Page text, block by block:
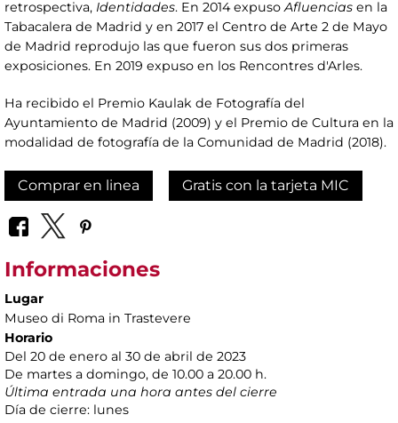
retrospectiva, Identidades. En 2014 expusoAfluencias en la
Tabacalera de Madrid y en 2017 el Centro de Arte 2 de Mayo
de Madrid reprodujo las que fueron sus dos primeras
exposiciones. En 2019 expuso en los Rencontres d'Arles.
Ha recibido el Premio Kaulak de Fotografía del
Ayuntamiento de Madrid (2009) y el Premio de Cultura en la
modalidad de fotografía de la Comunidad de Madrid (2018).
Comprar en linea Gratis con la tarjeta MIC
Informaciones
Lugar
Museo di Roma in Trastevere
Horario
Del 20 de enero al 30 de abril de 2023
De martes a domingo, de 10.00 a 20.00 h.
Última entrada una hora antes del cierre
Día de cierre: lunes